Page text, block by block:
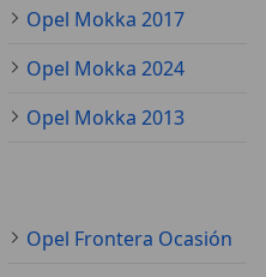
Opel Mokka 2017
Opel Mokka 2024
Opel Mokka 2013
Opel Frontera Ocasión